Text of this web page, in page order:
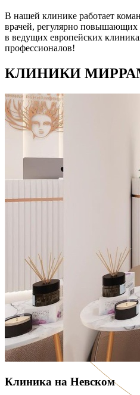
В нашей клинике работает
врачей, регулярно повышающих
в ведущих европейских
профессионалов!
КЛИНИКИ
Клиника на Невском